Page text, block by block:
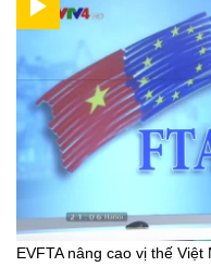
EVFTA nâng cao vị thế Việt